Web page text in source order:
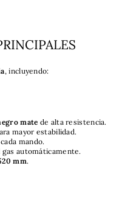
, incluyendo:
mate de alta resistencia.
mayor estabilidad.
mando.
automáticamente.
mm.